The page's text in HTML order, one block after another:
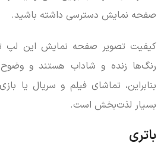
صفحه نمایش دسترسی داشته باشید.
کیفیت تصویر صفحه نمایش این لپ
رنگ‌ها زنده و شاداب هستند و وضوح
بنابراین، تماشای فیلم و سریال یا
بسیار لذت‌بخش است.
باتری